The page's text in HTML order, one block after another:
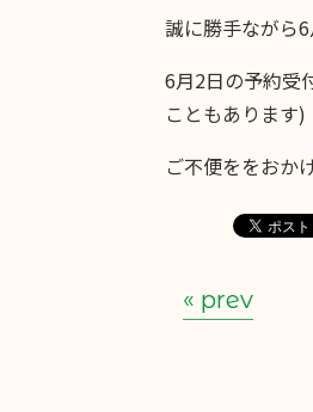
誠に勝手ながら
6月2日の予約受
こともあります)
ご不便ををおか
« prev